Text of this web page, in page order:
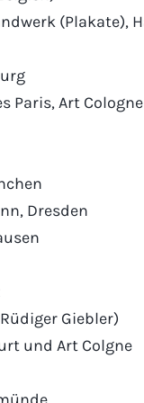
(Plakate),
Paris, Art Cologne
Dresden
Giebler)
und Art Colgne